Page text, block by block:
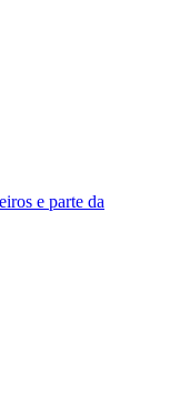
e parte da